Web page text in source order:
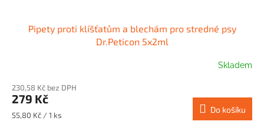
Pipety proti klíšťatům a blechám pro stredné psy
Dr.Peticon 5x2ml
Skladem
230,58 Kč bez DPH
279 Kč
Měrná
55,80 Kč / 1 ks
Do košíku